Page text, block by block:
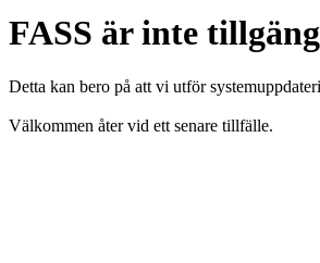
FASS är inte
Detta kan bero på att vi utför
Välkommen åter vid ett senare tillfälle.